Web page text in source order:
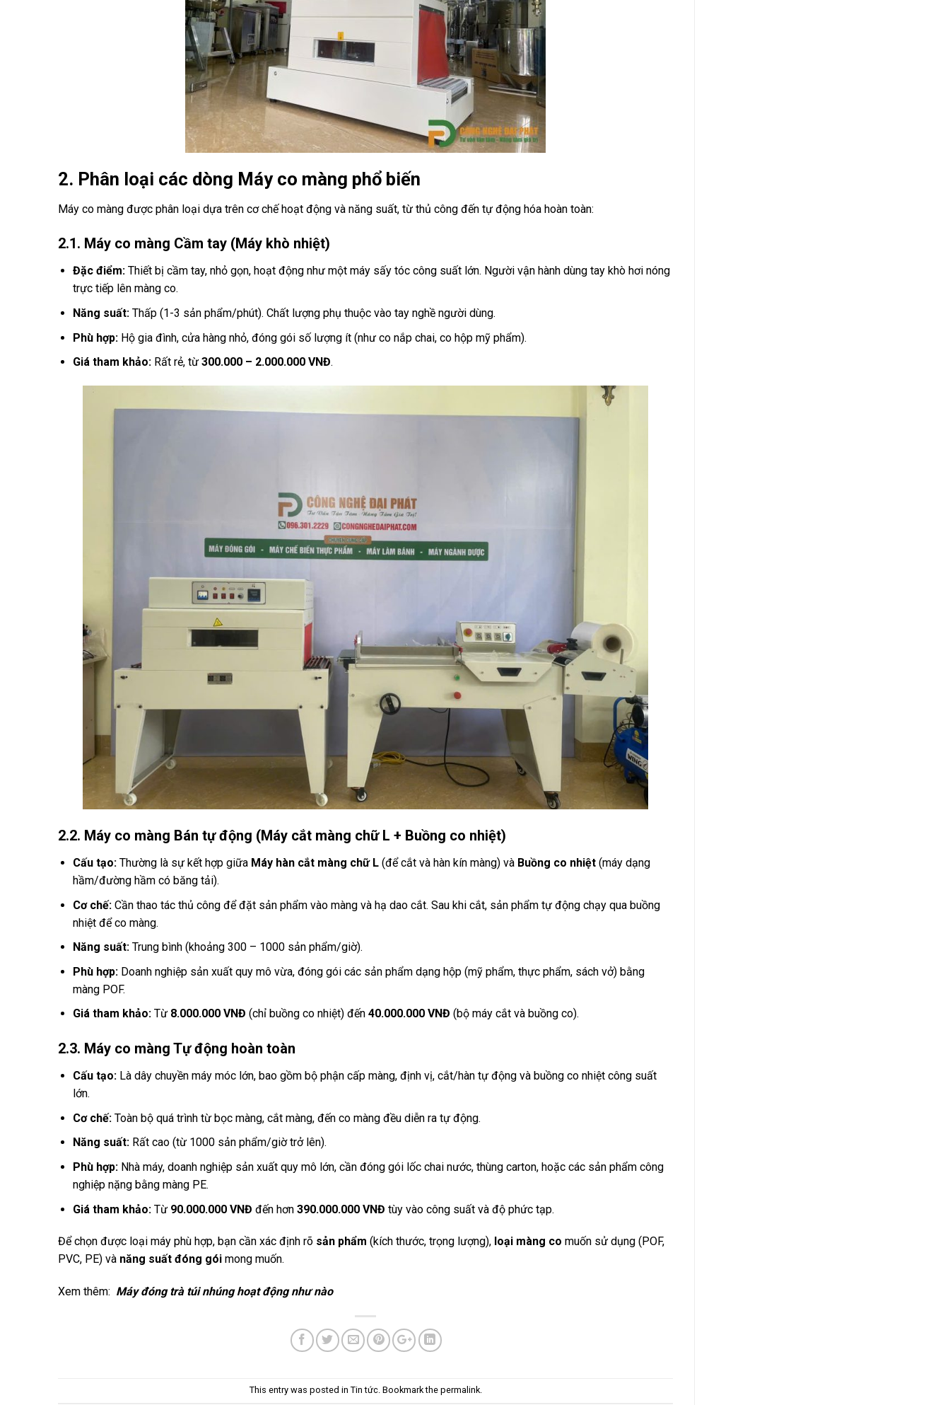
2. Phân loại các dòng Máy co màng phổ biến
Máy co màng được phân loại dựa trên cơ chế hoạt động và năng suất, từ thủ công đến tự động hóa hoàn toàn:
2.1. Máy co màng Cầm tay (Máy khò nhiệt)
Đặc điểm:Thiết bị cầm tay, nhỏ gọn, hoạt động như một máy sấy tóc công suất lớn. Người vận hành dùng tay khò hơi nóng
trực tiếp lên màng co.
Năng suất:Thấp (1-3 sản phẩm/phút). Chất lượng phụ thuộc vào tay nghề người dùng.
Phù hợp:Hộ gia đình, cửa hàng nhỏ, đóng gói số lượng ít (như co nắp chai, co hộp mỹ phẩm).
Giá tham khảo:Rất rẻ, từ 300.000 – 2.000.000 VNĐ.
2.2. Máy co màng Bán tự động (Máy cắt màng chữ L + Buồng co nhiệt)
Cấu tạo:Thường là sự kết hợp giữa Máy hàn cắt màng chữ L(để cắt và hàn kín màng) và Buồng co nhiệt(máy dạng
hầm/đường hầm có băng tải).
Cơ chế:Cần thao tác thủ công để đặt sản phẩm vào màng và hạ dao cắt. Sau khi cắt, sản phẩm tự động chạy qua buồng
nhiệt để co màng.
Năng suất:Trung bình (khoảng 300 – 1000 sản phẩm/giờ).
Phù hợp:Doanh nghiệp sản xuất quy mô vừa, đóng gói các sản phẩm dạng hộp (mỹ phẩm, thực phẩm, sách vở) bằng
màng POF.
Giá tham khảo:Từ 8.000.000 VNĐ (chỉ buồng co nhiệt) đến 40.000.000 VNĐ (bộ máy cắt và buồng co).
2.3. Máy co màng Tự động hoàn toàn
Cấu tạo:Là dây chuyền máy móc lớn, bao gồm bộ phận cấp màng, định vị, cắt/hàn tự động và buồng co nhiệt công suất
lớn.
Cơ chế:Toàn bộ quá trình từ bọc màng, cắt màng, đến co màng đều diễn ra tự động.
Năng suất:Rất cao (từ 1000 sản phẩm/giờ trở lên).
Phù hợp:Nhà máy, doanh nghiệp sản xuất quy mô lớn, cần đóng gói lốc chai nước, thùng carton, hoặc các sản phẩm công
nghiệp nặng bằng màng PE.
Giá tham khảo:Từ 90.000.000 VNĐ đến hơn 390.000.000 VNĐ tùy vào công suất và độ phức tạp.
Để chọn được loại máy phù hợp, bạn cần xác định rõ sản phẩm (kích thước, trọng lượng), loại màng co muốn sử dụng (POF,
PVC, PE) và năng suất đóng gói mong muốn.
Xem thêm: Máy đóng trà túi nhúng hoạt động như nào
This entry was posted in Tin tức. Bookmark the permalink.